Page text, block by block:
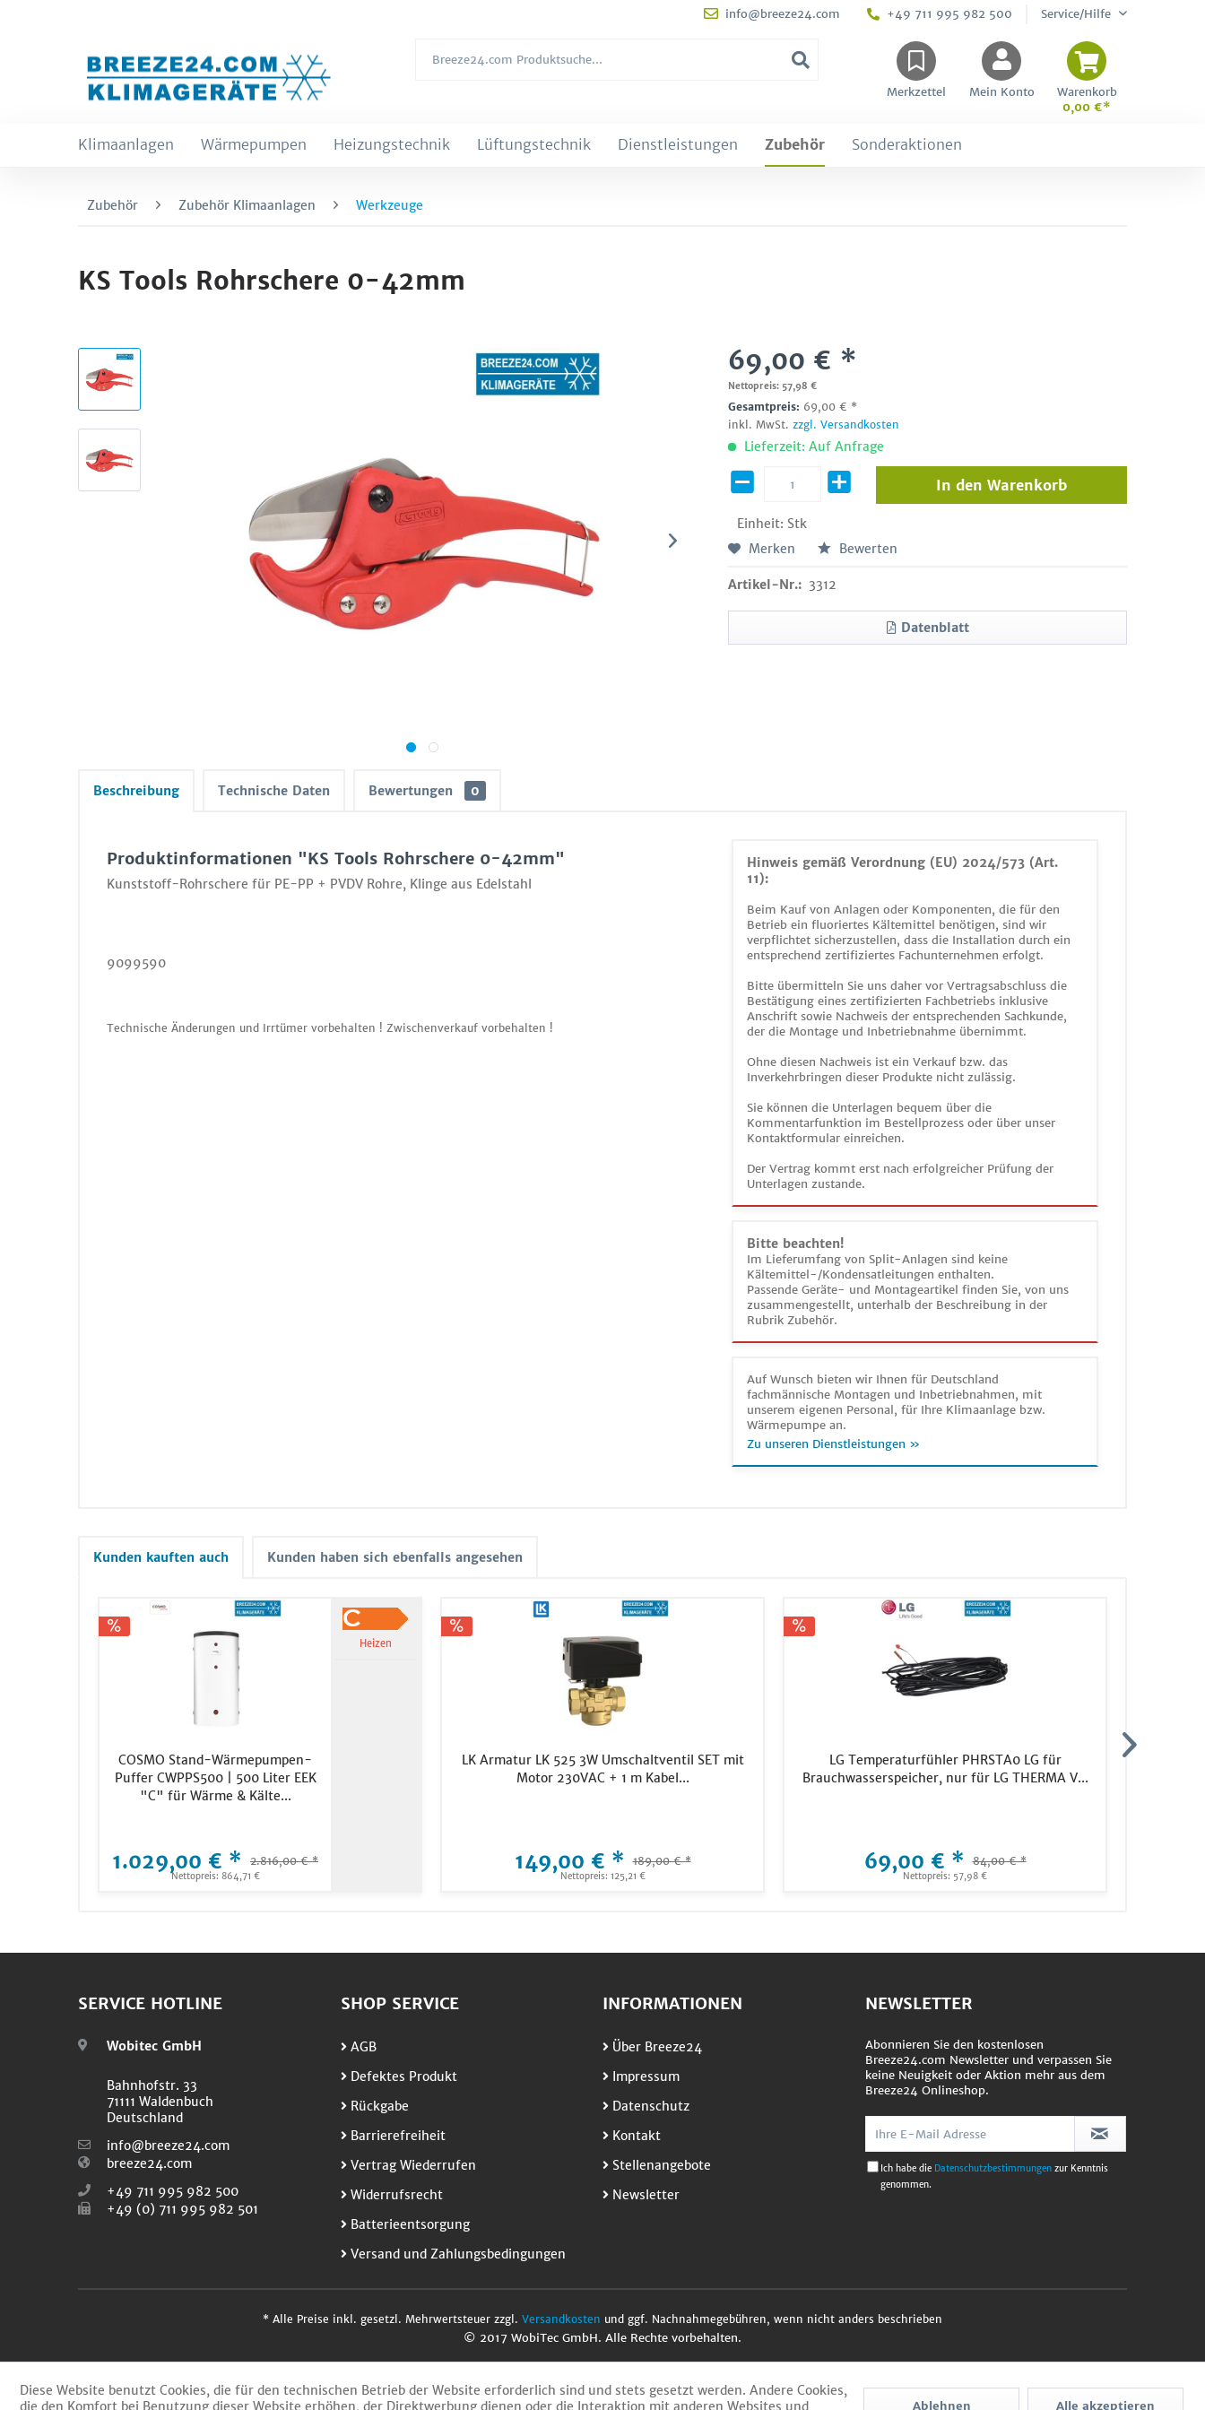
info@breeze24.com +49 711 995 982 500 Service/Hilfe
Merkzettel Mein Konto
Warenkorb
0,00 €*
Klimaanlagen Wärmepumpen Heizungstechnik Lüftungstechnik Dienstleistungen Zubehör Sonderaktionen
Zubehör Zubehör Klimaanlagen Werkzeuge
KS Tools Rohrschere 0-42mm
69,00 € *
Nettopreis: 57,98 €
Gesamtpreis: 69,00 € *
inkl. MwSt.zzgl. Versandkosten
Lieferzeit: Auf Anfrage
Einheit: Stk
In den Warenkorb
Merken Bewerten
Artikel-Nr.: 3312
Datenblatt
Beschreibung Technische Daten Bewertungen 0
Hinweis gemäß Verordnung (EU) 2024/573 (Art.
11):
Beim Kauf von Anlagen oder Komponenten, die für den
Betrieb ein fluoriertes Kältemittel benötigen, sind wir
verpflichtet sicherzustellen, dass die Installation durch ein
entsprechend zertifiziertes Fachunternehmen erfolgt.
Bitte übermitteln Sie uns daher vor Vertragsabschluss die
Bestätigung eines zertifizierten Fachbetriebs inklusive
Anschrift sowie Nachweis der entsprechenden Sachkunde,
der die Montage und Inbetriebnahme übernimmt.
Ohne diesen Nachweis ist ein Verkauf bzw. das
Inverkehrbringen dieser Produkte nicht zulässig.
Sie können die Unterlagen bequem über die
Kommentarfunktion im Bestellprozess oder über unser
Kontaktformular einreichen.
Der Vertrag kommt erst nach erfolgreicher Prüfung der
Unterlagen zustande.
Bitte beachten!
Im Lieferumfang von Split-Anlagen sind keine
Kältemittel-/Kondensatleitungen enthalten.
Passende Geräte- und Montageartikel finden Sie, von uns
zusammengestellt, unterhalb der Beschreibung in der
Rubrik Zubehör.
Auf Wunsch bieten wir Ihnen für Deutschland
fachmännische Montagen und Inbetriebnahmen, mit
unserem eigenen Personal, für Ihre Klimaanlage bzw.
Wärmepumpe an.
Zu unseren Dienstleistungen »
Produktinformationen "KS Tools Rohrschere 0-42mm"
Kunststoff-Rohrschere für PE-PP + PVDV Rohre, Klinge aus Edelstahl
9099590
Technische Änderungen und Irrtümer vorbehalten ! Zwischenverkauf vorbehalten !
Kunden kauften auch Kunden haben sich ebenfalls angesehen
COSMO Stand-Wärmepumpen-
Puffer CWPPS500 | 500 Liter EEK
"C" für Wärme & Kälte...
1.029,00 € * 2.816,00 € *
Nettopreis: 864,71 €
Heizen
LK Armatur LK 525 3W Umschaltventil SET mit
Motor 230VAC + 1 m Kabel...
149,00 € * 189,00 € *
Nettopreis: 125,21 €
LG Temperaturfühler PHRSTA0 LG für
Brauchwasserspeicher, nur für LG THERMA V...
69,00 € * 84,00 € *
Nettopreis: 57,98 €
SERVICE HOTLINE
Wobitec GmbH
Bahnhofstr. 33
71111 Waldenbuch
Deutschland
info@breeze24.com
breeze24.com
+49 711 995 982 500
+49 (0) 711 995 982 501
SHOP SERVICE
AGB
Defektes Produkt
Rückgabe
Barrierefreiheit
Vertrag Wiederrufen
Widerrufsrecht
Batterieentsorgung
Versand und Zahlungsbedingungen
INFORMATIONEN
Über Breeze24
Impressum
Datenschutz
Kontakt
Stellenangebote
Newsletter
NEWSLETTER
Abonnieren Sie den kostenlosen
Breeze24.com Newsletter und verpassen Sie
keine Neuigkeit oder Aktion mehr aus dem
Breeze24 Onlineshop.
Ich habe die Datenschutzbestimmungen zur Kenntnis
genommen.
* Alle Preise inkl. gesetzl. Mehrwertsteuer zzgl. Versandkosten und ggf. Nachnahmegebühren, wenn nicht anders beschrieben
© 2017 WobiTec GmbH. Alle Rechte vorbehalten.
Diese Website benutzt Cookies, die für den technischen Betrieb der Website erforderlich sind und stets gesetzt werden. Andere Cookies,
die den Komfort bei Benutzung dieser Website erhöhen, der Direktwerbung dienen oder die Interaktion mit anderen Websites und
Ablehnen Alle akzeptieren